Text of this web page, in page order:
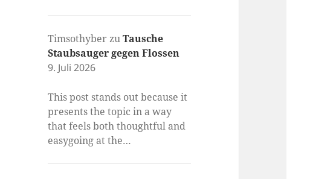
Timsothyber zuTausche
Staubsauger gegen Flossen
9. Juli 2026
This post stands out because it
presents the topic in a way
that feels both thoughtful and
easygoing at the…